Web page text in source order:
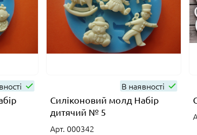
В наявності
Силіконовий молд Набір
дитячий № 5
Арт. 000342